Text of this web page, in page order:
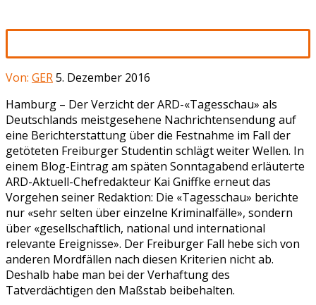
Von: GER5. Dezember 2016
Hamburg – Der Verzicht der ARD-«Tagesschau» als
Deutschlands meistgesehene Nachrichtensendung auf
eine Berichterstattung über die Festnahme im Fall der
getöteten Freiburger Studentin schlägt weiter Wellen. In
einem Blog-Eintrag am späten Sonntagabend erläuterte
ARD-Aktuell-Chefredakteur Kai Gniffke erneut das
Vorgehen seiner Redaktion: Die «Tagesschau» berichte
nur «sehr selten über einzelne Kriminalfälle», sondern
über «gesellschaftlich, national und international
relevante Ereignisse». Der Freiburger Fall hebe sich von
anderen Mordfällen nach diesen Kriterien nicht ab.
Deshalb habe man bei der Verhaftung des
Tatverdächtigen den Maßstab beibehalten.